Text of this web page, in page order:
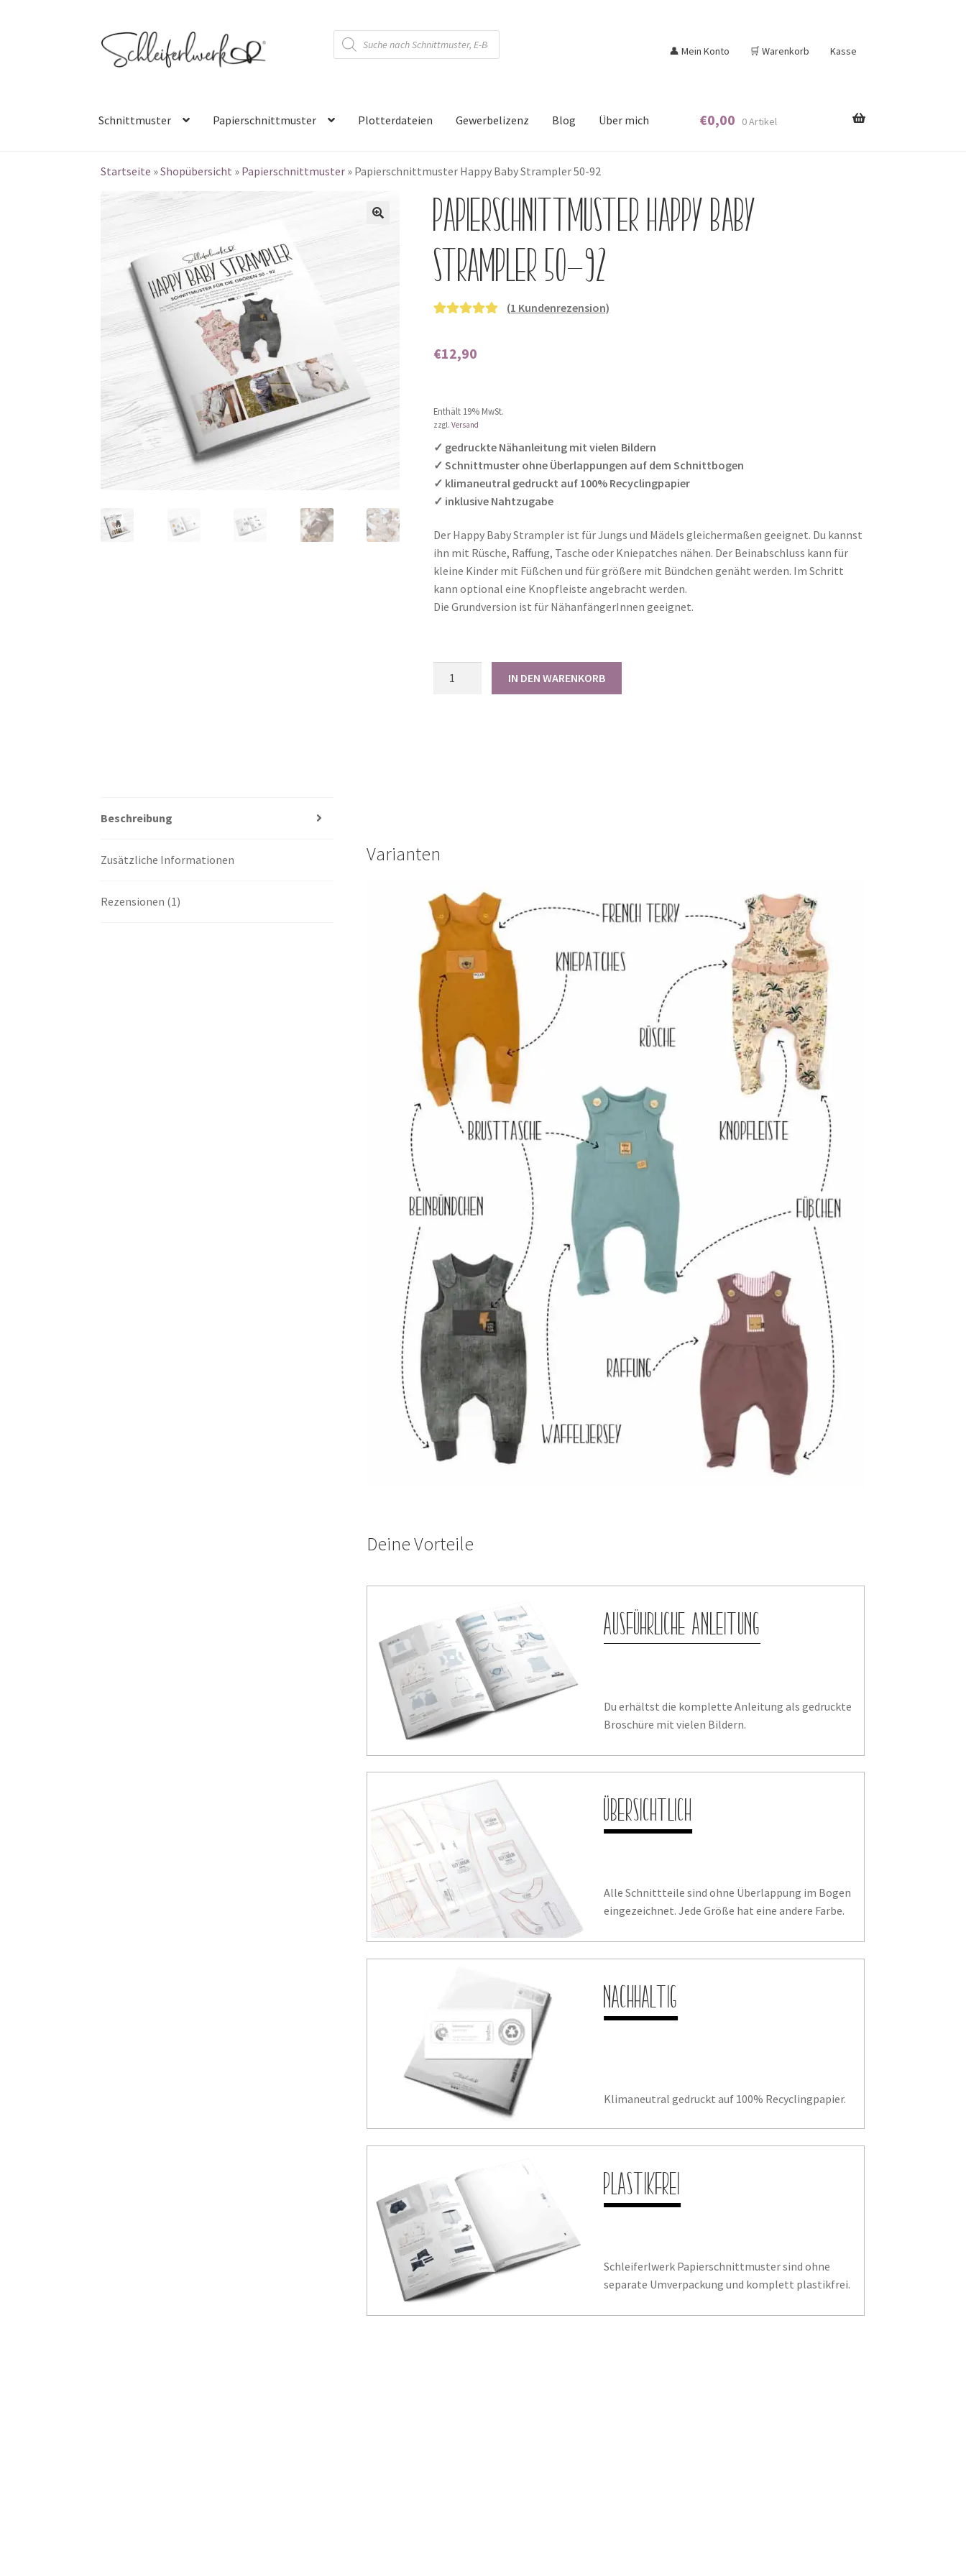
Zur
Navigation
Zum
Inhalt
👤 Mein Konto 🛒 Warenkorb Kasse
Products
search
Schnittmuster Papierschnittmuster Plotterdateien Gewerbelizenz Blog Über mich €0,00 0 Artikel
Startseite »Shopübersicht » Papierschnittmuster » Papierschnittmuster Happy Baby Strampler 50-92
Papierschnittmuster Happy Baby
Strampler 50-92
basierend auf
(1 Kundenrezension)
€12,90
Enthält 19% MwSt.
zzgl. Versand
✓ gedruckte Nähanleitung mit vielen Bildern
✓ Schnittmuster ohne Überlappungen auf dem Schnittbogen
✓ klimaneutral gedruckt auf 100% Recyclingpapier
✓ inklusive Nahtzugabe
Der Happy Baby Strampler ist für Jungs und Mädels gleichermaßen geeignet. Du kannst
ihn mit Rüsche, Raffung, Tasche oder Kniepatches nähen. Der Beinabschluss kann für
kleine Kinder mit Füßchen und für größere mit Bündchen genäht werden. Im Schritt
kann optional eine Knopfleiste angebracht werden.
Die Grundversion ist für NähanfängerInnen geeignet.
IN DEN WARENKORB
Beschreibung
Zusätzliche Informationen
Rezensionen (1)
Varianten
Deine Vorteile
Ausführliche Anleitung
Du erhältst die komplette Anleitung als gedruckte
Broschüre mit vielen Bildern.
Übersichtlich
Alle Schnittteile sind ohne Überlappung im Bogen
eingezeichnet. Jede Größe hat eine andere Farbe.
Nachhaltig
Klimaneutral gedruckt auf 100% Recyclingpapier.
Plastikfrei
Schleiferlwerk Papierschnittmuster sind ohne
separate Umverpackung und komplett plastikfrei.